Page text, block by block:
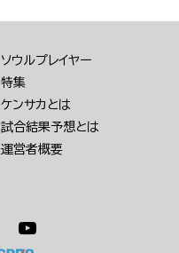
ソウルプレイヤー
特集
ケンサカとは
試合結果予想とは
運営者概要